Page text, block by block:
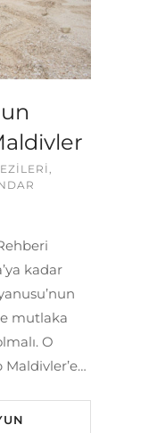
kadar
mutlaka
O